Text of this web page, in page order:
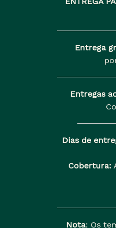
Entrega
Entregas
Dias de
Cobertura:
Nota: Os